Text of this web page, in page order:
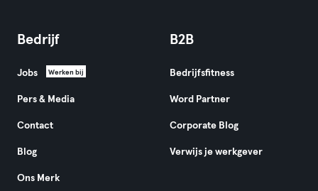
Bedrijf
Jobs Werken bij
Pers & Media
Contact
Blog
Ons Merk
B2B
Bedrijfsfitness
Word Partner
Corporate Blog
Verwijs je werkgever